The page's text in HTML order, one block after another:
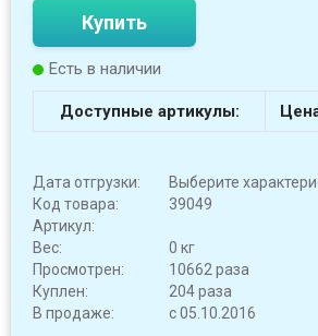
Купить
Есть в наличии
Доступные артикулы:
Дата отгрузки:
Выберите
Код товара:
39049
Артикул:
Вес:
0 кг
Просмотрен:
10662 раза
Куплен:
204 раза
В продаже:
с 05.10.2016